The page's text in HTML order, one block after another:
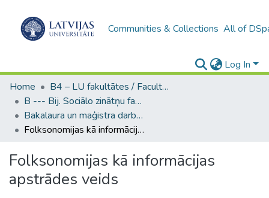
Communities & Collections All of
Log In
Home
B4 – LU fakultātes / Faculties of the UL
B --- Bij. Sociālo zinātņu fakultātes noslēguma darbi / Faculty of Social Sciences - Graduate works
Bakalaura un maģistra darbi (SZF) / Bachelor's and Master's theses
Folksonomijas kā informācijas apstrādes veids
Folksonomijas kā informācijas
apstrādes veids